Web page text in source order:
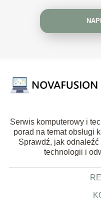
Serwis komputerowy i
porad na temat obsługi
Sprawdź, jak
technologii i